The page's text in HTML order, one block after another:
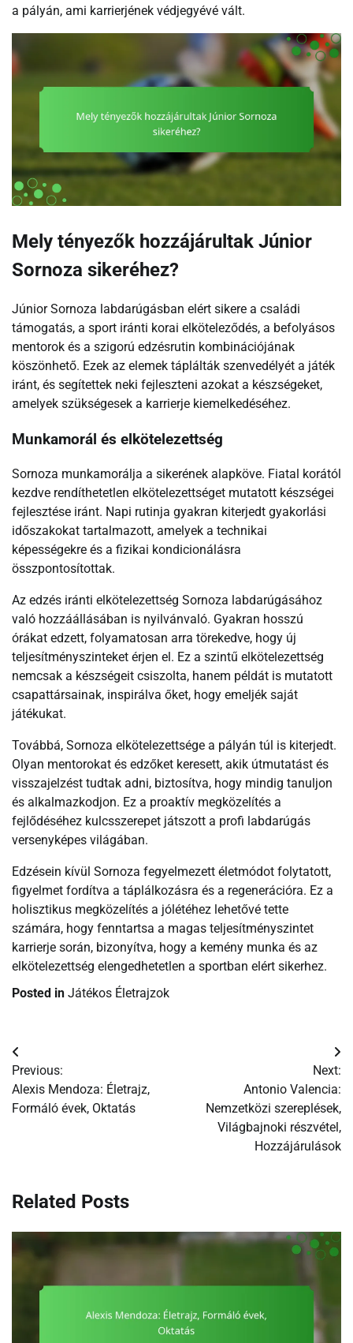
a pályán, ami karrierjének védjegyévé vált.
Mely tényezők hozzájárultak Júnior
Sornoza sikeréhez?
Júnior Sornoza labdarúgásban elért sikere a családi
támogatás, a sport iránti korai elköteleződés, a befolyásos
mentorok és a szigorú edzésrutin kombinációjának
köszönhető. Ezek az elemek táplálták szenvedélyét a játék
iránt, és segítettek neki fejleszteni azokat a készségeket,
amelyek szükségesek a karrierje kiemelkedéséhez.
Munkamorál és elkötelezettség
Sornoza munkamorálja a sikerének alapköve. Fiatal korától
kezdve rendíthetetlen elkötelezettséget mutatott készségei
fejlesztése iránt. Napi rutinja gyakran kiterjedt gyakorlási
időszakokat tartalmazott, amelyek a technikai
képességekre és a fizikai kondicionálásra
összpontosítottak.
Az edzés iránti elkötelezettség Sornoza labdarúgásához
való hozzáállásában is nyilvánvaló. Gyakran hosszú
órákat edzett, folyamatosan arra törekedve, hogy új
teljesítményszinteket érjen el. Ez a szintű elkötelezettség
nemcsak a készségeit csiszolta, hanem példát is mutatott
csapattársainak, inspirálva őket, hogy emeljék saját
játékukat.
Továbbá, Sornoza elkötelezettsége a pályán túl is kiterjedt.
Olyan mentorokat és edzőket keresett, akik útmutatást és
visszajelzést tudtak adni, biztosítva, hogy mindig tanuljon
és alkalmazkodjon. Ez a proaktív megközelítés a
fejlődéséhez kulcsszerepet játszott a profi labdarúgás
versenyképes világában.
Edzésein kívül Sornoza fegyelmezett életmódot folytatott,
figyelmet fordítva a táplálkozásra és a regenerációra. Ez a
holisztikus megközelítés a jólétéhez lehetővé tette
számára, hogy fenntartsa a magas teljesítményszintet
karrierje során, bizonyítva, hogy a kemény munka és az
elkötelezettség elengedhetetlen a sportban elért sikerhez.
Posted in Játékos Életrajzok
Post
navigation
Previous:
Alexis Mendoza: Életrajz,
Formáló évek, Oktatás
Next:
Antonio Valencia:
Nemzetközi szereplések,
Világbajnoki részvétel,
Hozzájárulások
Related Posts